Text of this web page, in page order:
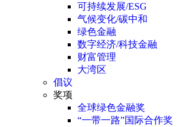
可持续发展/ESG
气候变化/碳中和
绿色金融
数字经济/科技金融
财富管理
大湾区
倡议
奖项
全球绿色金融奖
“一带一路”国际合作奖